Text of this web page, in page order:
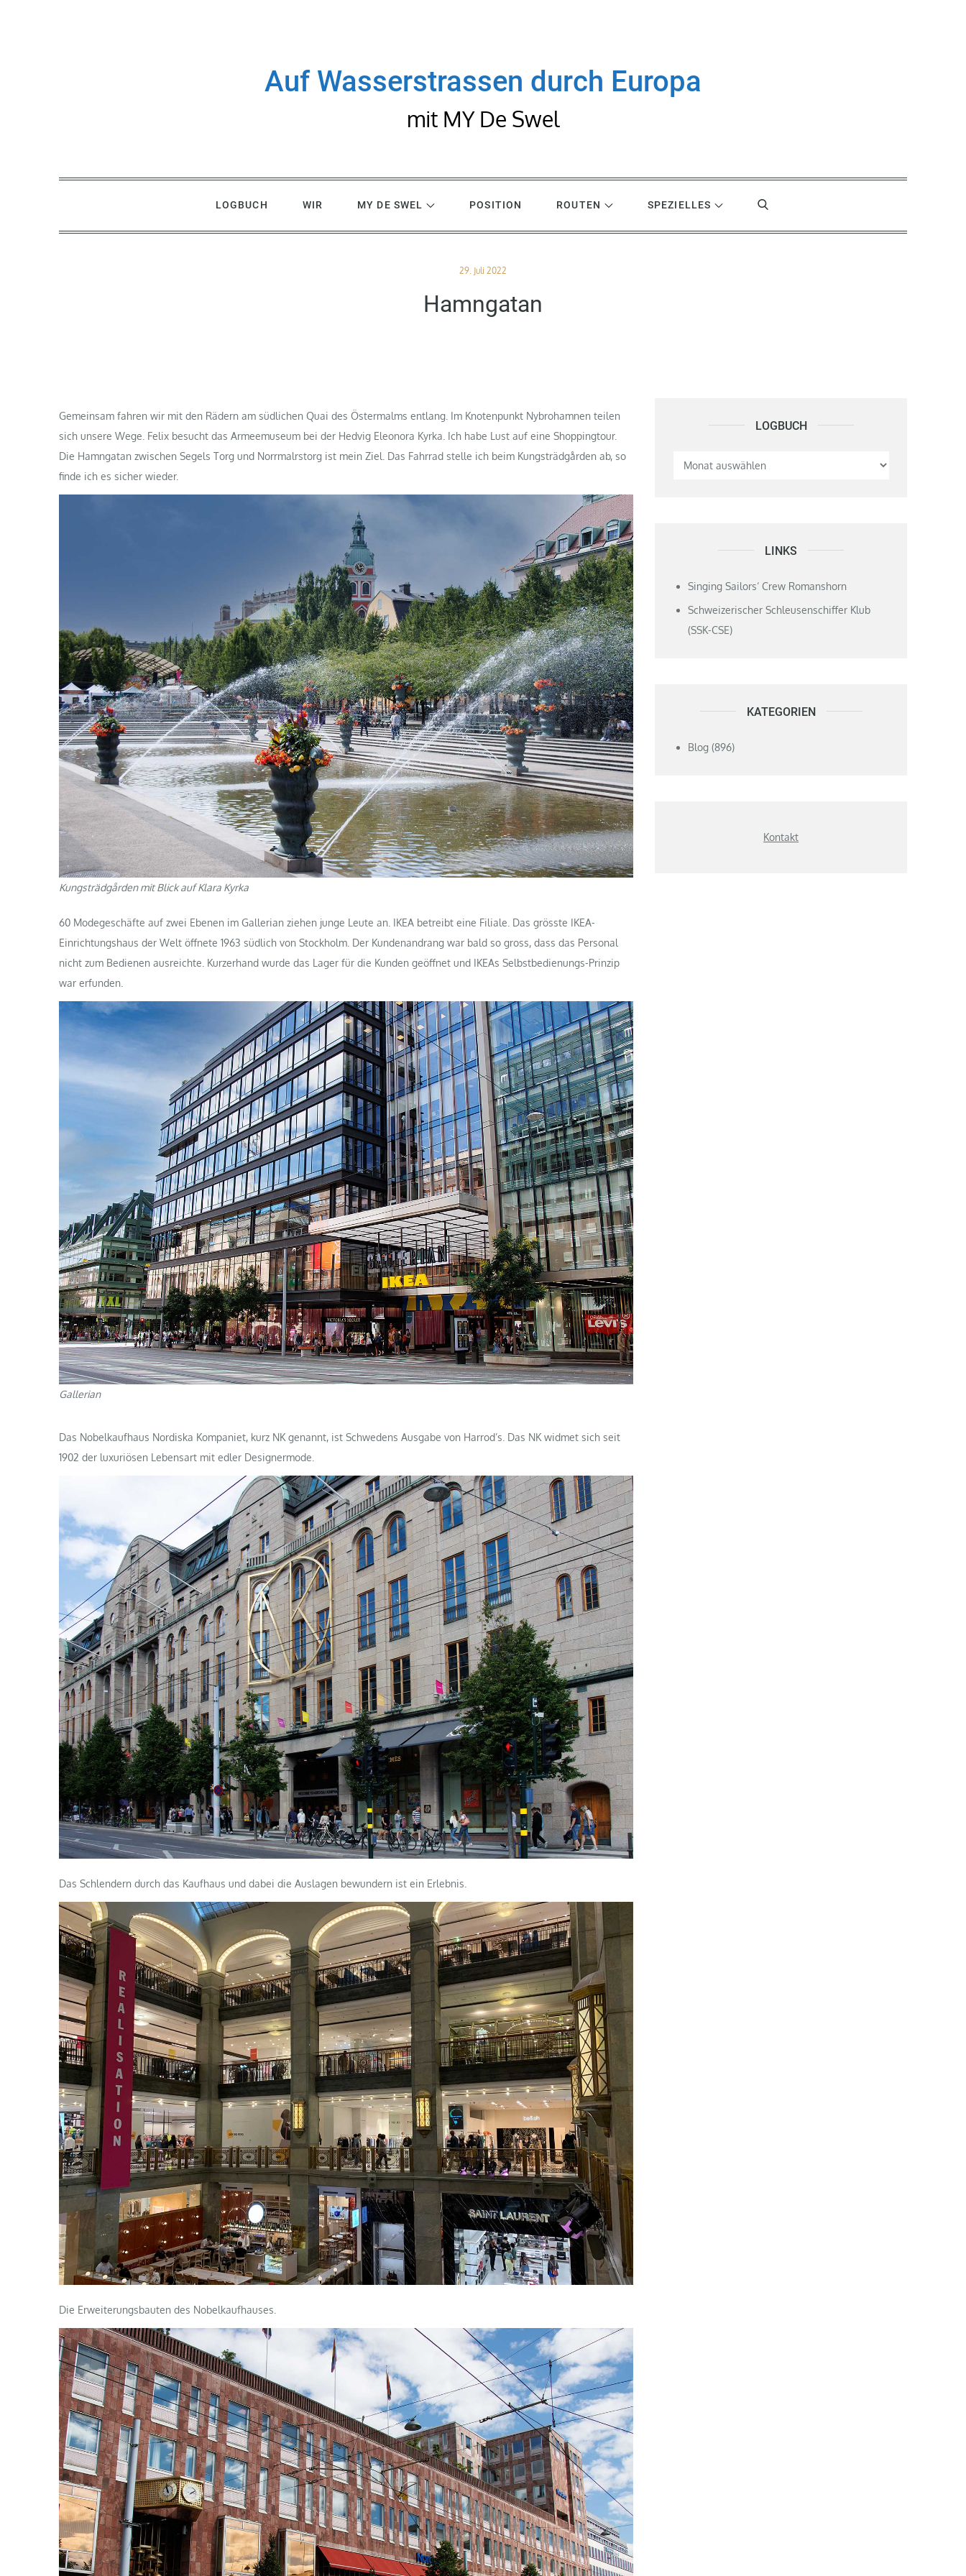
Auf Wasserstrassen durch Europa
mit MY De Swel
LOGBUCH WIR MY DE SWEL POSITION ROUTEN SPEZIELLES
Posted
29. Juli 2022
Hamngatan
Gemeinsam fahren wir mit den Rädern am südlichen Quai des Östermalms entlang. Im Knotenpunkt Nybrohamnen teilen
sich unsere Wege. Felix besucht das Armeemuseum bei der Hedvig Eleonora Kyrka. Ich habe Lust auf eine Shoppingtour.
Die Hamngatan zwischen Segels Torg und Norrmalrstorg ist mein Ziel. Das Fahrrad stelle ich beim Kungsträdgården ab, so
finde ich es sicher wieder.
Kungsträdgården mit Blick auf Klara Kyrka
60 Modegeschäfte auf zwei Ebenen im Gallerian ziehen junge Leute an. IKEA betreibt eine Filiale. Das grösste IKEA-
Einrichtungshaus der Welt öffnete 1963 südlich von Stockholm. Der Kundenandrang war bald so gross, dass das Personal
nicht zum Bedienen ausreichte. Kurzerhand wurde das Lager für die Kunden geöffnet und IKEAs Selbstbedienungs-Prinzip
war erfunden.
Gallerian
Das Nobelkaufhaus Nordiska Kompaniet, kurz NK genannt, ist Schwedens Ausgabe von Harrod’s. Das NK widmet sich seit
1902 der luxuriösen Lebensart mit edler Designermode.
Das Schlendern durch das Kaufhaus und dabei die Auslagen bewundern ist ein Erlebnis.
Die Erweiterungsbauten des Nobelkaufhauses.
LOGBUCH Logbuch
LINKS
Singing Sailors‘ Crew Romanshorn
Schweizerischer Schleusenschiffer Klub
(SSK-CSE)
KATEGORIEN
Blog (896)
Kontakt